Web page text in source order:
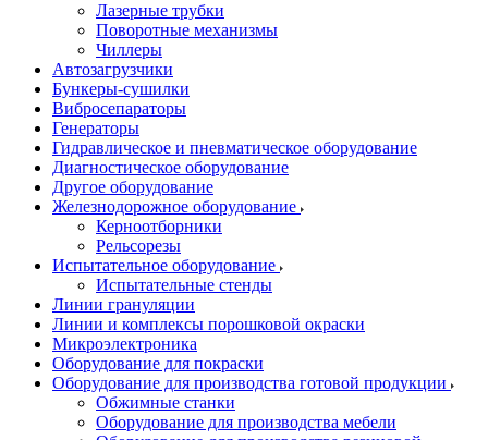
Лазерные трубки
Поворотные механизмы
Чиллеры
Автозагрузчики
Бункеры-сушилки
Вибросепараторы
Генераторы
Гидравлическое и пневматическое оборудование
Диагностическое оборудование
Другое оборудование
Железнодорожное оборудование
Керноотборники
Рельсорезы
Испытательное оборудование
Испытательные стенды
Линии грануляции
Линии и комплексы порошковой окраски
Микроэлектроника
Оборудование для покраски
Оборудование для производства готовой продукции
Обжимные станки
Оборудование для производства мебели